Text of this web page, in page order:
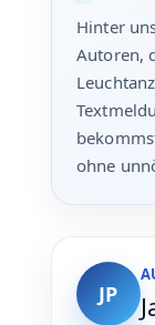
Hinter
Autoren,
ohne
JP